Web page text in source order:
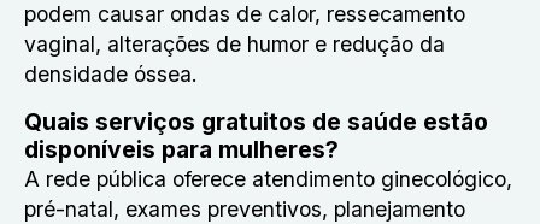
podem causar ondas de calor, ressecamento
vaginal, alterações de humor e redução da
densidade óssea.
Quais serviços gratuitos de saúde estão
disponíveis para mulheres?
A rede pública oferece atendimento ginecológico,
pré-natal, exames preventivos, planejamento